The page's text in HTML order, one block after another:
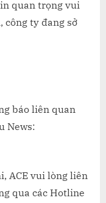
quan trọng vui
công ty đang sở
báo liên quan
News:
ACE vui lòng liên
qua các Hotline